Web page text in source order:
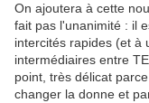
On ajoutera à cette
fait pas l'unanimité : il
intercités rapides (et à
intermédiaires entre
point, très délicat
changer la donne et